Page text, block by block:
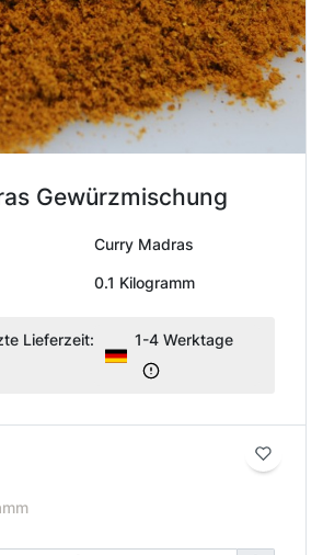
Gewürzmischung
Curry Madras
0.1 Kilogramm
Lieferzeit: 1-4 Werktage